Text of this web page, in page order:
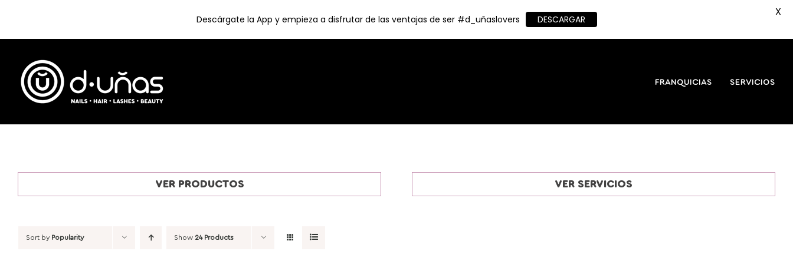
content
FRANQUICIAS SERVICIOS
VER PRODUCTOS VER SERVICIOS
Sort by Popularity Show 24 Products
Descárgate la App y empieza a disfrutar de las ventajas de ser #d_uñaslovers DESCARGAR
X